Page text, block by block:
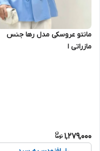
مانتو عروسکی مدل رها جنس
مازراتی ا
1,279,000